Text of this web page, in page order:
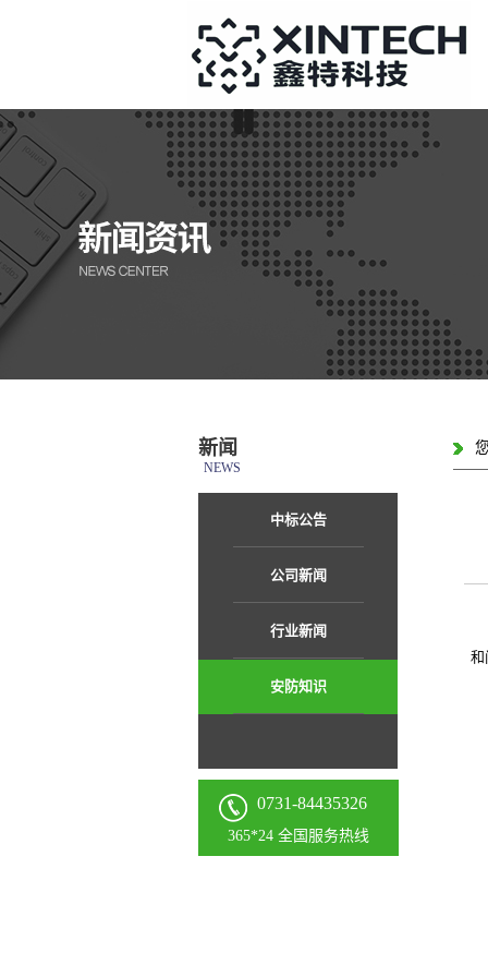
新闻
NEWS
中标公告
公司新闻
行业新闻
安防知识
0731-84435326
365*24 全国服务热线
和